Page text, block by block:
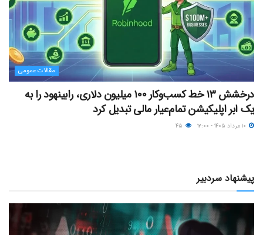
مقالات عمومی
درخشش ۱۳ خط کسب‌وکار ۱۰۰ میلیون دلاری، رابینهود را به
یک ابر اپلیکیشن تمام‌عیار مالی تبدیل کرد
پیشنهاد سردبیر